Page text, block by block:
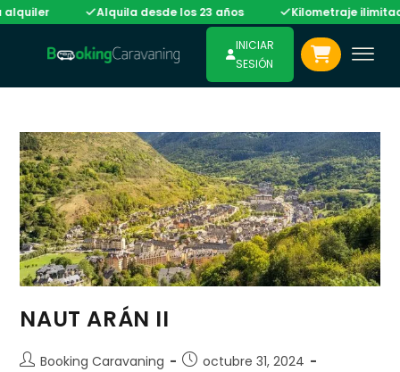
Alquila desde los 23 años Kilometraje
INICIAR
SESIÓN
NAUT ARÁN II
Booking Caravaning
octubre 31, 2024